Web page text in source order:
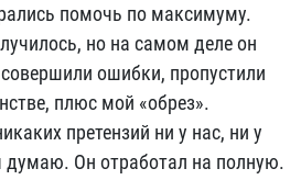
помочь по максимуму.
но на самом деле он
ошибки, пропустили
плюс мой «обрез».
претензий ни у нас, ни у
думаю. Он отработал на полную.